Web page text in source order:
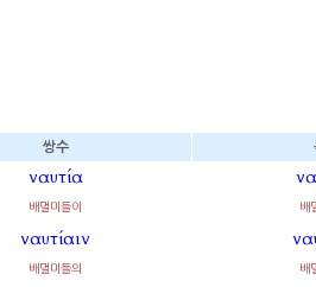
쌍수
ναυτία
배멀미들이 배
ναυτίαιν
배멀미들의 배